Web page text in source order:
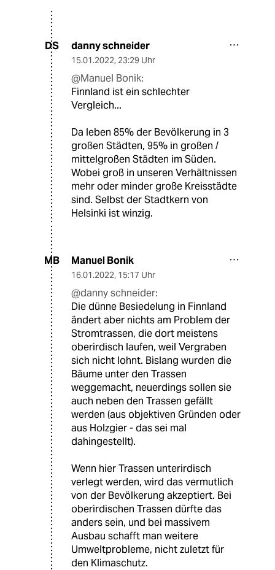
DS danny schneider
15.01.2022, 23:29 Uhr
@Manuel Bonik:
Finnland ist ein schlechter
Vergleich...
Da leben 85% der Bevölkerung in 3
großen Städten, 95% in großen /
mittelgroßen Städten im Süden.
Wobei groß in unseren Verhältnissen
mehr oder minder große Kreisstädte
sind. Selbst der Stadtkern von
Helsinki ist winzig.
MB Manuel Bonik
16.01.2022, 15:17 Uhr
@danny schneider:
Die dünne Besiedelung in Finnland
ändert aber nichts am Problem der
Stromtrassen, die dort meistens
oberirdisch laufen, weil Vergraben
sich nicht lohnt. Bislang wurden die
Bäume unter den Trassen
weggemacht, neuerdings sollen sie
auch neben den Trassen gefällt
werden (aus objektiven Gründen oder
aus Holzgier - das sei mal
dahingestellt).
Wenn hier Trassen unterirdisch
verlegt werden, wird das vermutlich
von der Bevölkerung akzeptiert. Bei
oberirdischen Trassen dürfte das
anders sein, und bei massivem
Ausbau schafft man weitere
Umweltprobleme, nicht zuletzt für
den Klimaschutz.